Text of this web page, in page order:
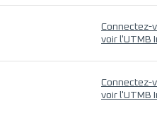
Connectez-
voir l'UTMB
Connectez-
voir l'UTMB